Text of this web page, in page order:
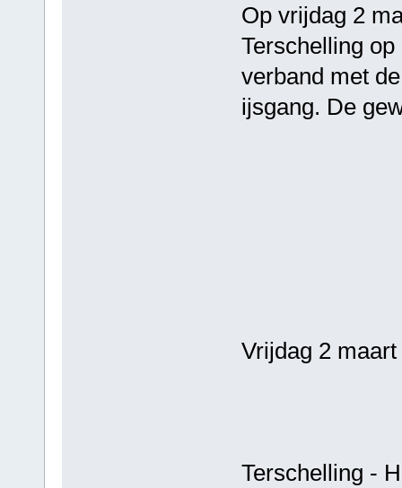
Op vrijdag 2
Terschelling
verband met
ijsgang. De
Vrijdag 2 maart
Terschelling